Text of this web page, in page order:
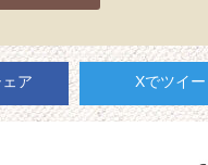
ア Xでツイ